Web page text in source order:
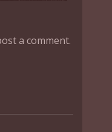
a comment.